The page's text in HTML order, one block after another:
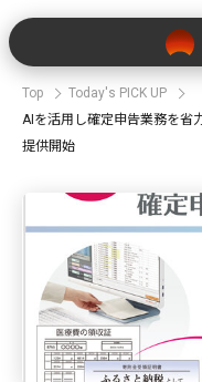
Top
Today's PICK UP
AIを活用し確定申告業務を省
提供開始